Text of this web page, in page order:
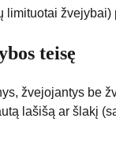
žvejybai)
teisę
žvejojantys be
lašišą ar šlakį